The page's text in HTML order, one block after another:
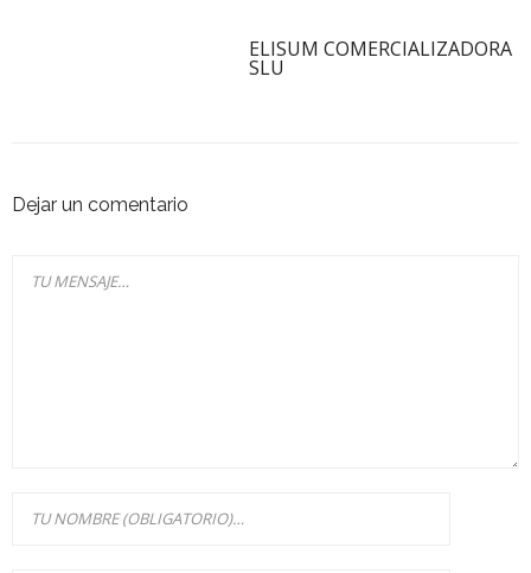
ELISUM COMERCIALIZADORA
SLU
Dejar un comentario